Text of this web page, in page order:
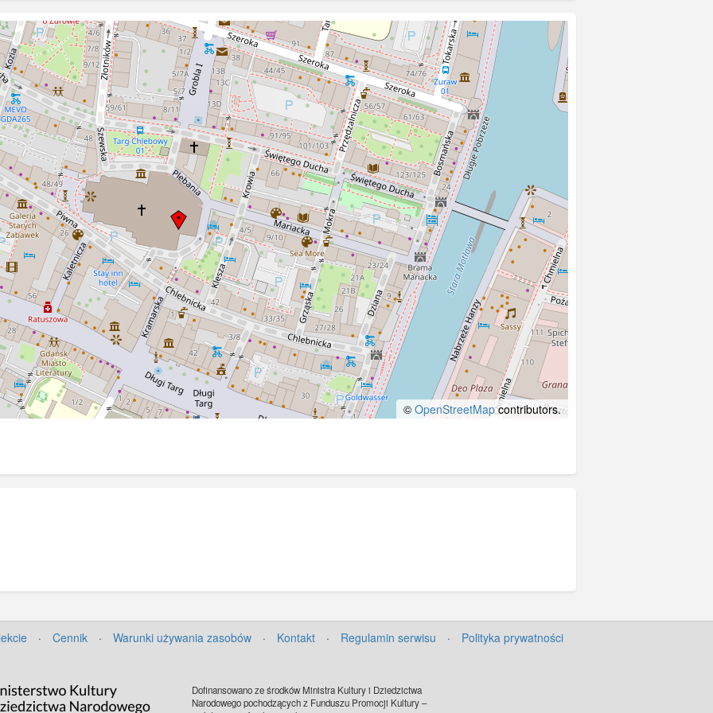
posiadacz domu z nr 48 oraz Paul
Nachtigal handlujący kawą z nr 47, po
katastrofie nie byli już w stanie
odbudować swych domów i obaj
sprzedali je sąsiadowi z nr 45/46 p.
Bernardowi Braune, który w przeciągu
dwóch lat postawił nowe budynki.
© OpenStreetMapcontributors.
· Cennik · Warunki używania zasobów · Kontakt · Regulamin serwisu · Polityka prywatności
Dofinansowano ze środków Ministra Kultury i Dziedzictwa
Narodowego pochodzących z Funduszu Promocji Kultury –